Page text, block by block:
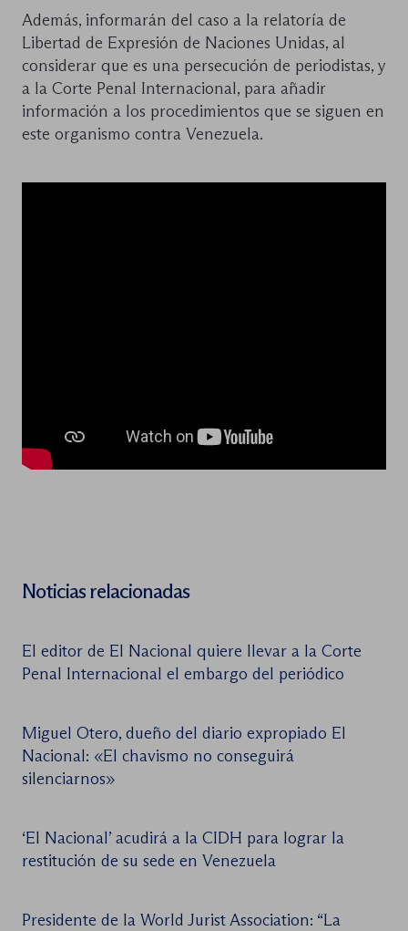
Además, informarán del caso a la relatoría de
Libertad de Expresión de Naciones Unidas, al
considerar que es una persecución de periodistas, y
a la Corte Penal Internacional, para añadir
información a los procedimientos que se siguen en
este organismo contra Venezuela.
Noticias relacionadas
El editor de El Nacional quiere llevar a la Corte
Penal Internacional el embargo del periódico
Miguel Otero, dueño del diario expropiado El
Nacional: «El chavismo no conseguirá
silenciarnos»
‘El Nacional’ acudirá a la CIDH para lograr la
restitución de su sede en Venezuela
Presidente de la World Jurist Association: “La